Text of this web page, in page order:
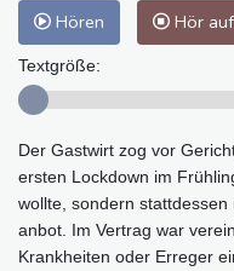
Hören Hör
Textgröße:
Der Gastwirt zog vor
ersten Lockdown im
wollte, sondern
anbot. Im Vertrag war
Krankheiten oder Erreger